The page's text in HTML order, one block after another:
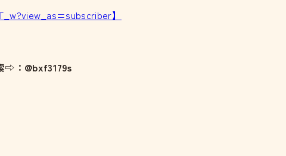
】
⇨：@bxf3179s